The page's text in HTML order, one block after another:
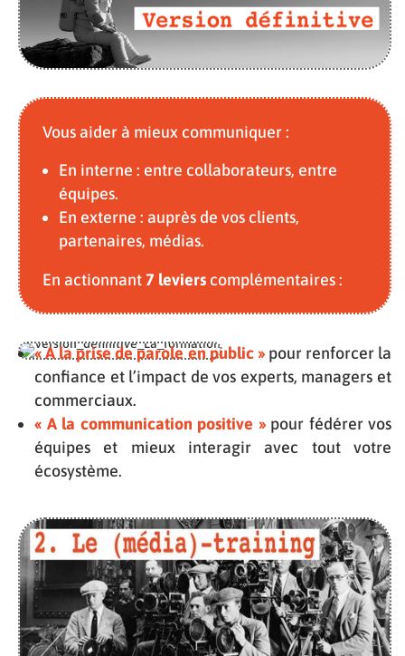
Vous aider à mieux communiquer :
En interne : entre collaborateurs, entre
équipes.
En externe : auprès de vos clients,
partenaires, médias.
En actionnant7 levierscomplémentaires :
« A la prise de parole en public »pour renforcer la
confiance et l’impact de vos experts, managers et
commerciaux.
« A la communication positive » pour fédérer vos
équipes et mieux interagir avec tout votre
écosystème.